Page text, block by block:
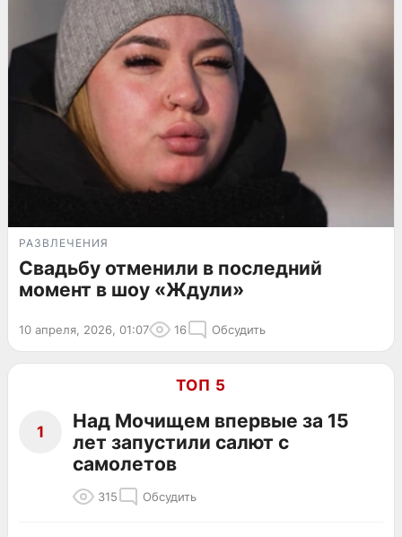
РАЗВЛЕЧЕНИЯ
Свадьбу отменили в последний
момент в шоу «Ждули»
10 апреля, 2026, 01:07 16 Обсудить
ТОП 5
1
Над Мочищем впервые за 15
лет запустили салют с
самолетов
315 Обсудить